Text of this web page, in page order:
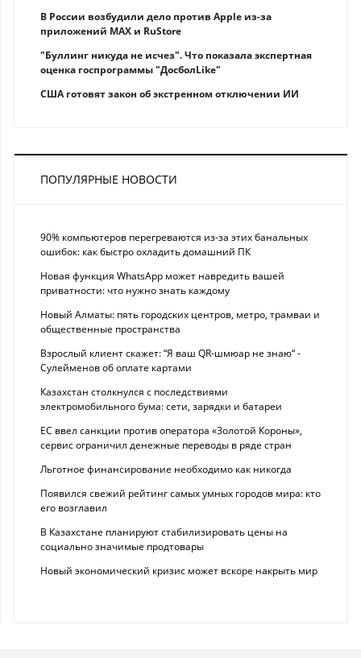
В России возбудили дело против Apple из-за
приложений MAX и RuStore
"Буллинг никуда не исчез". Что показала экспертная
оценка госпрограммы "ДосболLike"
США готовят закон об экстренном отключении ИИ
ПОПУЛЯРНЫЕ НОВОСТИ
90% компьютеров перегреваются из-за этих банальных
ошибок: как быстро охладить домашний ПК
Новая функция WhatsApp может навредить вашей
приватности: что нужно знать каждому
Новый Алматы: пять городских центров, метро, трамваи и
общественные пространства
Взрослый клиент скажет: “Я ваш QR-шмюар не знаю“ -
Сулейменов об оплате картами
Казахстан столкнулся с последствиями
электромобильного бума: сети, зарядки и батареи
ЕС ввел санкции против оператора «Золотой Короны»,
сервис ограничил денежные переводы в ряде стран
Льготное финансирование необходимо как никогда
Появился свежий рейтинг самых умных городов мира: кто
его возглавил
В Казахстане планируют стабилизировать цены на
социально значимые продтовары
Новый экономический кризис может вскоре накрыть мир